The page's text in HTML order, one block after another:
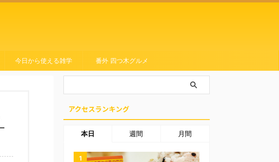
今日から使える雑学 番外 四つ木グルメ
アクセスランキング
本日 週間 月間